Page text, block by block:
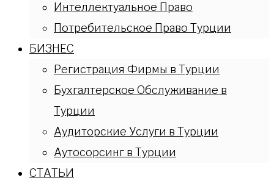
Интеллектуальное Право
Потребительское Право Турции
БИЗНЕС
Регистрация Фирмы в Турции
Бухгалтерское Обслуживание в
Турции
Аудиторские Услуги в Турции
Аутосорсинг в Турции
СТАТЬИ